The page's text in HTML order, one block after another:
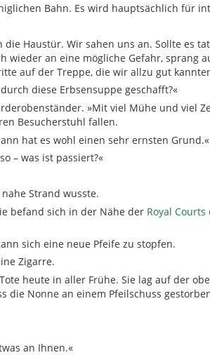
Bahn. Es wird hauptsächlich für
Haustür. Wir sahen uns an. Sollte es
wieder an eine mögliche Gefahr, sprang
auf der Treppe, die wir allzu gut
diese Erbsensuppe geschafft?«
»Mit viel Mühe und viel
Besucherstuhl fallen.
hat es wohl einen sehr ernsten Grund.«
– was ist passiert?«
Strand wusste.
befand sich in der Nähe der Royal Courts
sich eine neue Pfeife zu stopfen.
Zigarre.
heute in aller Frühe. Sie lag auf der
die Nonne an einem Pfeilschuss
an Ihnen.«